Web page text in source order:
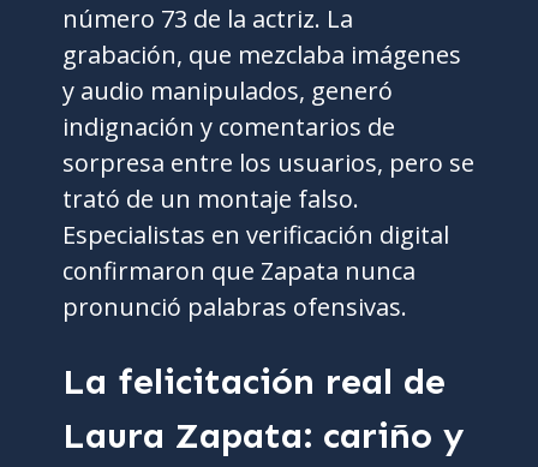
número 73 de la actriz. La
grabación, que mezclaba imágenes
y audio manipulados, generó
indignación y comentarios de
sorpresa entre los usuarios, pero se
trató de un montaje falso.
Especialistas en verificación digital
confirmaron que Zapata nunca
pronunció palabras ofensivas.
La felicitación real de
Laura Zapata: cariño y